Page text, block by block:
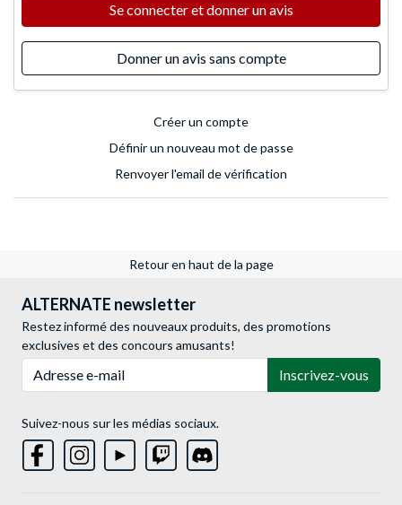
Se connecter et donner un avis
Donner un avis sans compte
Créer un compte
Définir un nouveau mot de passe
Renvoyer l'email de vérification
Retour en haut de la page
ALTERNATE newsletter
Restez informé des nouveaux produits, des promotions
exclusives et des concours amusants!
Inscrivez-vous
Suivez-nous sur les médias sociaux.